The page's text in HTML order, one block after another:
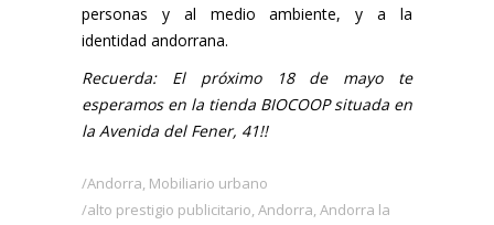
personas y al medio ambiente, y a la
identidad andorrana.
Recuerda: El próximo 18 de mayo te
esperamos en la tienda BIOCOOP situada en
la Avenida del Fener, 41!!
Andorra, Mobiliario urbano
alto prestigio publicitario, Andorra, Andorra la